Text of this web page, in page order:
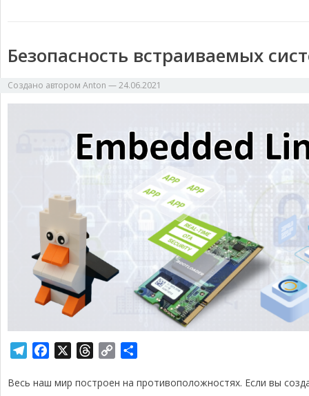
Безопасность встраиваемых
Создано автором Anton —24.06.2021
l
c
r
p
п
Весь наш мир построен на противоположностях. Если вы